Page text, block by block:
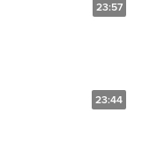
23:57
23:44